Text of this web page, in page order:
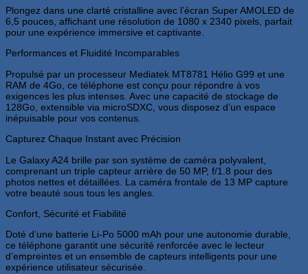
Plongez dans une clarté cristalline avec l’écran Super AMOLED de
6,5 pouces, affichant une résolution de 1080 x 2340 pixels, parfait
pour une expérience immersive et captivante.
Performances et Fluidité Incomparables
Propulsé par un processeur Mediatek MT8781 Hélio G99 et une
RAM de 4Go, ce téléphone est conçu pour répondre à vos
exigences les plus intenses. Avec une capacité de stockage de
128Go, extensible via microSDXC, vous disposez d’un espace
inépuisable pour vos contenus.
Capturez Chaque Instant avec Précision
Le Galaxy A24 brille par son système de caméra polyvalent,
comprenant un triple capteur arrière de 50 MP, f/1.8 pour des
photos nettes et détaillées. La caméra frontale de 13 MP capture
votre beauté sous tous les angles.
Confort, Sécurité et Fiabilité
Doté d’une batterie Li-Po 5000 mAh pour une autonomie durable,
ce téléphone garantit une sécurité renforcée avec le lecteur
d’empreintes et un ensemble de capteurs intelligents pour une
expérience utilisateur sécurisée.